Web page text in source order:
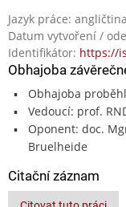
Jazyk práce: angličtina
Datum vytvoření /
Identifikátor: https://
Obhajoba
Obhajoba
Vedoucí: prof.
Oponent: doc.
Bruelheide
Citační záznam